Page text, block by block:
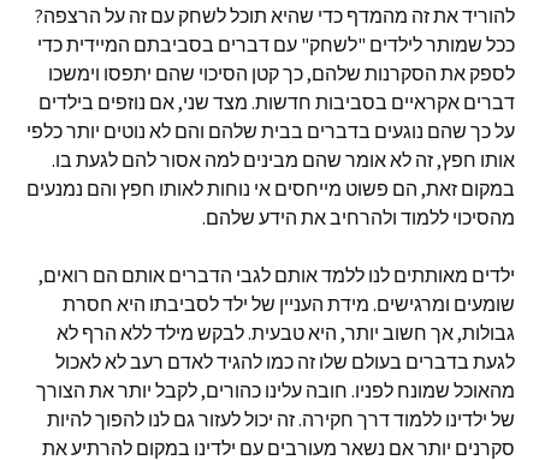
להוריד את זה מהמדף כדי שהיא תוכל לשחק עם זה על הרצפה?
ככל שמותר לילדים "לשחק" עם דברים בסביבתם המיידית כדי
לספק את הסקרנות שלהם, כך קטן הסיכוי שהם יתפסו וימשכו
דברים אקראיים בסביבות חדשות. מצד שני, אם נוזפים בילדים
על כך שהם נוגעים בדברים בבית שלהם והם לא נוטים יותר כלפי
אותו חפץ, זה לא אומר שהם מבינים למה אסור להם לגעת בו.
במקום זאת, הם פשוט מייחסים אי נוחות לאותו חפץ והם נמנעים
מהסיכוי ללמוד ולהרחיב את הידע שלהם.
ילדים מאותתים לנו ללמד אותם לגבי הדברים אותם הם רואים,
שומעים ומרגישים. מידת העניין של ילד לסביבתו היא חסרת
גבולות, אך חשוב יותר, היא טבעית. לבקש מילד ללא הרף לא
לגעת בדברים בעולם שלו זה כמו להגיד לאדם רעב לא לאכול
מהאוכל שמונח לפניו. חובה עלינו כהורים, לקבל יותר את הצורך
של ילדינו ללמוד דרך חקירה. זה יכול לעזור גם לנו להפוך להיות
סקרנים יותר אם נשאר מעורבים עם ילדינו במקום להרתיע את